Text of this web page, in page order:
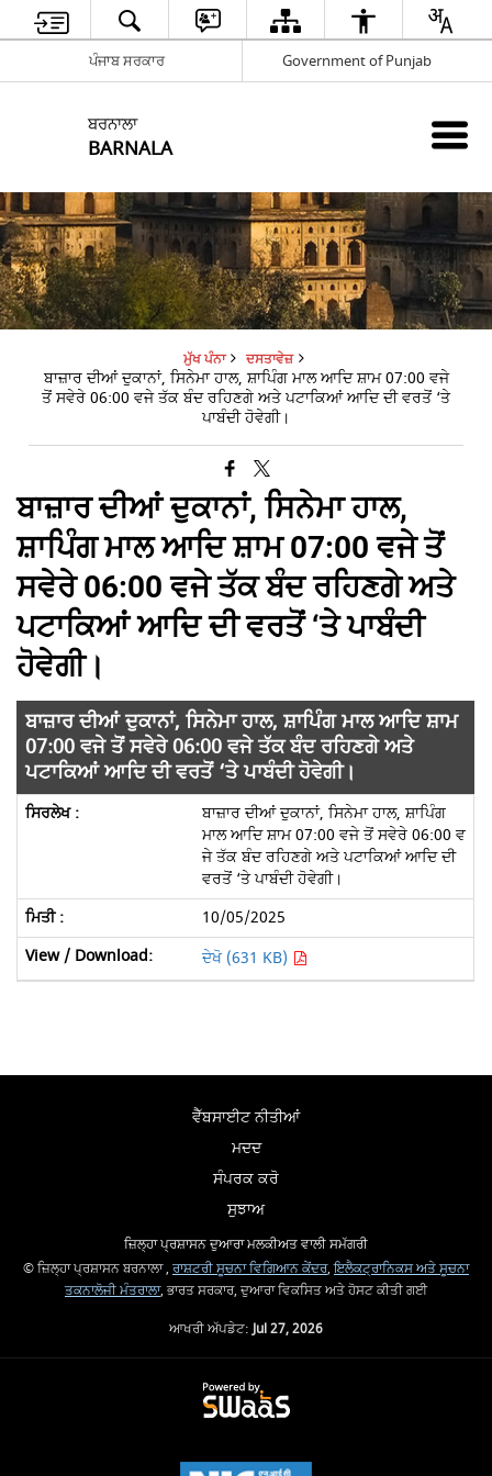
ਪੰਜਾਬ ਸਰਕਾਰ Government of Punjab
ਬਰਨਾਲਾ
BARNALA
ਮੁੱਖ ਪੰਨਾ ਦਸਤਾਵੇਜ਼
ਬਾਜ਼ਾਰ ਦੀਆਂ ਦੁਕਾਨਾਂ, ਸਿਨੇਮਾ ਹਾਲ, ਸ਼ਾਪਿੰਗ ਮਾਲ ਆਦਿ ਸ਼ਾਮ 07:00 ਵਜੇ
ਤੋਂ ਸਵੇਰੇ 06:00 ਵਜੇ ਤੱਕ ਬੰਦ ਰਹਿਣਗੇ ਅਤੇ ਪਟਾਕਿਆਂ ਆਦਿ ਦੀ ਵਰਤੋਂ ‘ਤੇ
ਪਾਬੰਦੀ ਹੋਵੇਗੀ।
ਬਾਜ਼ਾਰ ਦੀਆਂ ਦੁਕਾਨਾਂ, ਸਿਨੇਮਾ ਹਾਲ,
ਸ਼ਾਪਿੰਗ ਮਾਲ ਆਦਿ ਸ਼ਾਮ 07:00 ਵਜੇ ਤੋਂ
ਸਵੇਰੇ 06:00 ਵਜੇ ਤੱਕ ਬੰਦ ਰਹਿਣਗੇ ਅਤੇ
ਪਟਾਕਿਆਂ ਆਦਿ ਦੀ ਵਰਤੋਂ ‘ਤੇ ਪਾਬੰਦੀ
ਹੋਵੇਗੀ।
ਬਾਜ਼ਾਰ ਦੀਆਂ ਦੁਕਾਨਾਂ, ਸਿਨੇਮਾ ਹਾਲ, ਸ਼ਾਪਿੰਗ ਮਾਲ ਆਦਿ ਸ਼ਾਮ
07:00 ਵਜੇ ਤੋਂ ਸਵੇਰੇ 06:00 ਵਜੇ ਤੱਕ ਬੰਦ ਰਹਿਣਗੇ ਅਤੇ
ਪਟਾਕਿਆਂ ਆਦਿ ਦੀ ਵਰਤੋਂ ‘ਤੇ ਪਾਬੰਦੀ ਹੋਵੇਗੀ।
ਬਾਜ਼ਾਰ ਦੀਆਂ ਦੁਕਾਨਾਂ, ਸਿਨੇਮਾ ਹਾਲ, ਸ਼ਾਪਿੰਗ
ਮਾਲ ਆਦਿ ਸ਼ਾਮ 07:00 ਵਜੇ ਤੋਂ ਸਵੇਰੇ 06:00 ਵ
ਜੇ ਤੱਕ ਬੰਦ ਰਹਿਣਗੇ ਅਤੇ ਪਟਾਕਿਆਂ ਆਦਿ ਦੀ
ਵਰਤੋਂ ‘ਤੇ ਪਾਬੰਦੀ ਹੋਵੇਗੀ।
10/05/2025
ਦੇਖੋ (631 KB)
ਵੈੱਬਸਾਈਟ ਨੀਤੀਆਂ
ਮਦਦ
ਸੰਪਰਕ ਕਰੋ
ਸੁਝਾਅ
ਜ਼ਿਲ੍ਹਾ ਪ੍ਰਸ਼ਾਸਨ ਦੁਆਰਾ ਮਲਕੀਅਤ ਵਾਲੀ ਸਮੱਗਰੀ
© ਜ਼ਿਲ੍ਹਾ ਪ੍ਰਸ਼ਾਸਨ ਬਰਨਾਲਾ , ਰਾਸ਼ਟਰੀ ਸੂਚਨਾ ਵਿਗਿਆਨ ਕੇਂਦਰ,ਇਲੈਕਟ੍ਰਾਨਿਕਸ ਅਤੇ ਸੂਚਨਾ
ਤਕਨਾਲੋਜੀ ਮੰਤਰਾਲਾ, ਭਾਰਤ ਸਰਕਾਰ, ਦੁਆਰਾ ਵਿਕਸਿਤ ਅਤੇ ਹੋਸਟ ਕੀਤੀ ਗਈ
ਆਖਰੀ ਅੱਪਡੇਟ:Jul 27, 2026